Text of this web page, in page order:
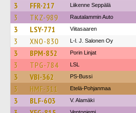
3 FFR-217 Liikenne Seppälä
3 TKZ-989 Rautalammin Auto
3 LSY-771 Viitasaaren
3 XNO-830 L-l. J. Salonen Oy
3 BPM-852 Porin Linjat
3 TPG-784 LSL
3 VBI-362 PS-Bussi
3 HMF-311 Etelä-Pohjanmaa
3 BLF-603 V. Alamäki